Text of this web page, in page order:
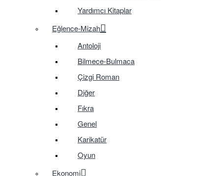
Yardımcı Kitaplar
Eğlence-Mizah
Antoloji
Bilmece-Bulmaca
Çizgi Roman
Diğer
Fıkra
Genel
Karikatür
Oyun
Ekonomi